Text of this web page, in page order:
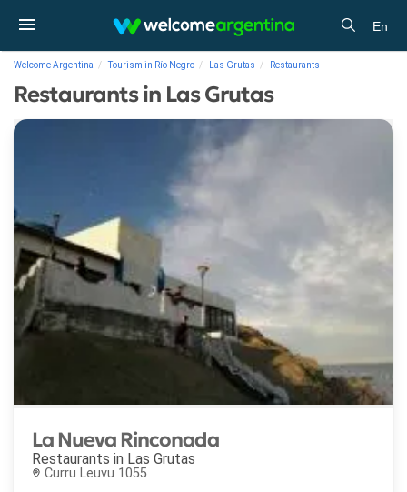
En
Welcome Argentina Tourism in Río Negro Las Grutas Restaurants
Restaurants in Las Grutas
La Nueva Rinconada
Restaurants in Las Grutas
Curru Leuvu 1055